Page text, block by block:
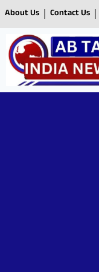
About Us Contact Us